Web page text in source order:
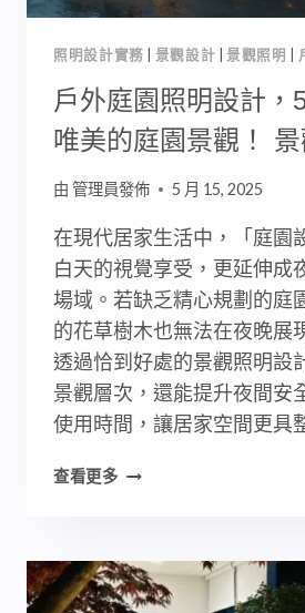
打
唯
美
園
區！
觀
程
必
看
照明設計實務 景觀設計 |景觀照明
戶外庭園照明設計，
唯美的庭園景觀！
由 管理員發佈 5 月 15, 2025
在現代居家生活中，「庭園
白天的視覺享受，更延伸成
場域。若缺乏精心規劃的庭
的花草樹木也無法在夜晚展
透過恰到好處的景觀照明設
景觀層次，還能提升夜間安
使用時間，讓居家空間更具
查看更多戶
照
明